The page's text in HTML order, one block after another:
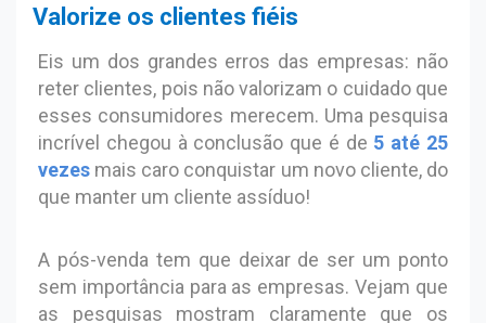
Valorize os clientes fiéis
Eis um dos grandes erros das empresas: não
reter clientes, pois não valorizam o cuidado que
esses consumidores merecem. Uma pesquisa
incrível chegou à conclusão que é de 5 até 25
vezes mais caro conquistar um novo cliente, do
que manter um cliente assíduo!
A pós-venda tem que deixar de ser um ponto
sem importância para as empresas. Vejam que
as pesquisas mostram claramente que os